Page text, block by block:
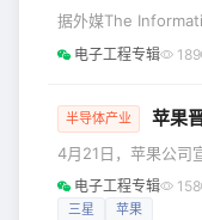
说，Arm的名字或许
响亮，但它早已渗
的骁龙处理器、亚马
据外媒The
Marvell
根据报道，谷歌与
元和下一代TPU。
成MPU的设计并启
电子工程专辑 189
半导体产业 苹果晋升首
4月21日，苹果公司
硬件部门负责人约翰
Ternus）将接替蒂
电子工程专辑 158
三星 苹果